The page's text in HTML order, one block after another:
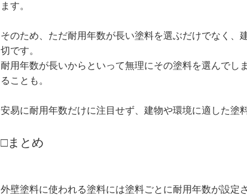
ます。
そのため、ただ耐用年数が長い塗料を選ぶだけでなく、
切です。
耐用年数が長いからといって無理にその塗料を選んでし
ることも。
安易に耐用年数だけに注目せず、建物や環境に適した塗
□まとめ
外壁塗料に使われる塗料には塗料ごとに耐用年数が設定